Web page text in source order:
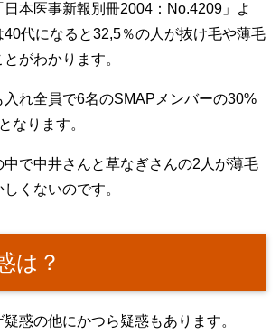
本医事新報別冊2004：No.4209」よ
40代になると32,5％の人が抜け毛や薄毛
がわかります。
入れ全員で6名のSMAPメンバーの30%
なります。
で中井さんと草なぎさんの2人が薄毛
くないのです。
は？
惑の他にかつら疑惑もあります。